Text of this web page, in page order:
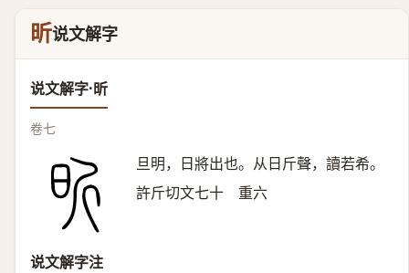
昕说文解字
说文解字·昕
卷七
旦明，日將出也。从日斤聲，讀若希。
許斤切文七十 重六
说文解字注